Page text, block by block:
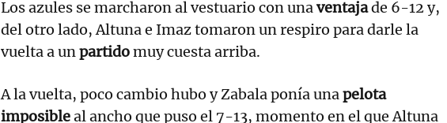
Los azules se marcharon al vestuario con unaventajade 6-12 y,
del otro lado, Altuna e Imaz tomaron un respiro para darle la
vuelta a unpartidomuy cuesta arriba.
A la vuelta, poco cambio hubo y Zabala ponía unapelota
imposibleal ancho que puso el 7-13, momento en el que Altuna